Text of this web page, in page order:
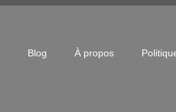
Blog À propos